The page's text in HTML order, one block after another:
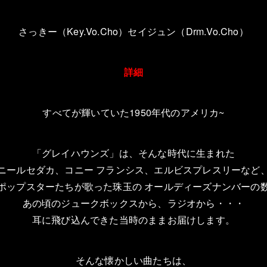
さっきー（Key.Vo.Cho）セイジュン（Drm.Vo.Cho）
詳細
すべてが輝いていた1950年代のアメリカ~
「グレイハウンズ」は、そんな時代に生まれた
ールセダカ、コニー フランシス、エルビスプレスリーなど、
ップスターたちが歌った珠玉の オールディーズナンバーの数
あの頃のジュークボックスから、ラジオから・・・
耳に飛び込んできた当時のままお届けします。
そんな懐かしい曲たちは、